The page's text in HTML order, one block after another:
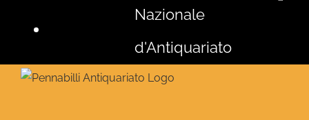
Nazionale
d'Antiquariato